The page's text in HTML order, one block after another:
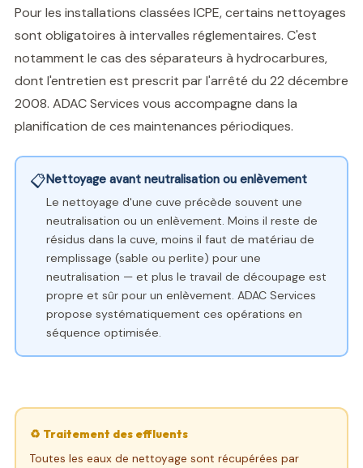
Pour les installations classées ICPE, certains nettoyages
sont obligatoires à intervalles réglementaires. C'est
notamment le cas des séparateurs à hydrocarbures,
dont l'entretien est prescrit par l'arrêté du 22 décembre
2008. ADAC Services vous accompagne dans la
planification de ces maintenances périodiques.
📋Nettoyage avant neutralisation ou enlèvement
Le nettoyage d'une cuve précède souvent une
neutralisation ou un enlèvement. Moins il reste de
résidus dans la cuve, moins il faut de matériau de
remplissage (sable ou perlite) pour une
neutralisation — et plus le travail de découpage est
propre et sûr pour un enlèvement. ADAC Services
propose systématiquement ces opérations en
séquence optimisée.
♻️ Traitement des effluents
Toutes les eaux de nettoyage sont récupérées par